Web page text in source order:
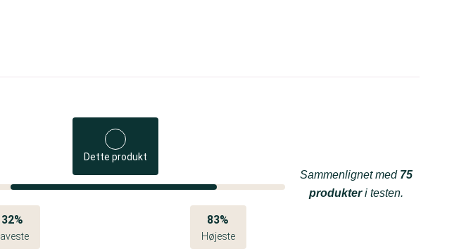
Dette produkt
32%
Laveste
83%
Højeste
Sammenlignet med 75
produkteri testen.